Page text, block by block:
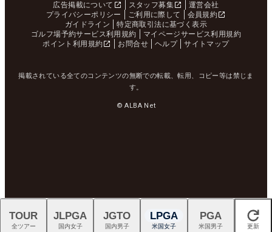
広告掲載について スタッフ募集
運営会社
プライバシーポリシー
ご利用に際して
会員規約
ガイドライン
特定商取引法に基づく表示
ゴルフ場予約サービス利用規約
マイページサービス利用規約
ポイント利用規約
お問合せ ヘルプ サイトマップ
掲載されている全てのコンテンツの無断での転載、転用、コピー等は禁じま
す。
© ALBA Net
閉じる
TOUR
全ツアー
JLPGA
国内女子
JGTO
国内男子
LPGA
米国女子
PGA
米国男子 更新